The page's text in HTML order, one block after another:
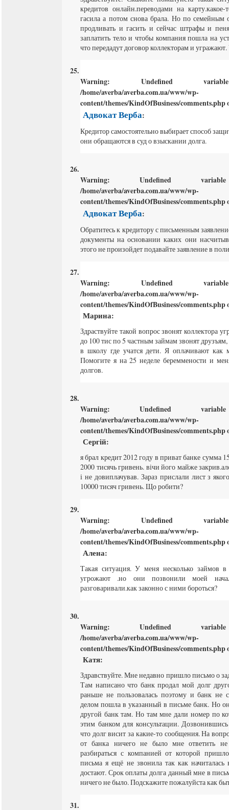
кредитов онлайн.переводами на
гасила а потом снова брала. Но по семейным
продливать и гасить и сейчас штрафы и
заплатить тело и чтобы компания пошла на
что передадут договор коллекторам и
Warning: Undefined
/home/averba/averba.com.ua/www/wp-
content/themes/KindOfBusiness/comments.php
Адвокат Верба:
Кредитор самостоятельно выбирает способ
они обращаются в суд о взыскании долга.
Warning: Undefined
/home/averba/averba.com.ua/www/wp-
content/themes/KindOfBusiness/comments.php
Адвокат Верба:
Обратитесь к кредитору с письменным
документы на основании каких они
этого не произойдет подавайте заявление в
Warning: Undefined
/home/averba/averba.com.ua/www/wp-
content/themes/KindOfBusiness/comments.php
Марина:
Здраствуйте такой вопрос звонят коллектора
до 100 тис по 5 частным займам звонят
в школу где учатся дети. Я оплачивают как
Помогите я на 25 неделе береммености и
долгов.
Warning: Undefined
/home/averba/averba.com.ua/www/wp-
content/themes/KindOfBusiness/comments.php
Сергій:
я брал кредит 2012 году в приват банке сумма
2000 тисячь гривень. вічи його майже
і не довиплачував. Зараз прислали лист з
10000 тисяч гривень. Що робити?
Warning: Undefined
/home/averba/averba.com.ua/www/wp-
content/themes/KindOfBusiness/comments.php
Алена:
Такая ситуация. У меня несколько
угрожают .но они позвонили моей
разговаривали.как законно с ними бороться?
Warning: Undefined
/home/averba/averba.com.ua/www/wp-
content/themes/KindOfBusiness/comments.php
Катя:
Здравствуйте. Мне недавно пришло письмо о
Там написано что банк продал мой долг
раньше не пользовалась поэтому и банк не
делом пошла в указанный в письме банк. Но он
другой банк там. Но там мне дали номер по
этим банком для консультации.
что долг висит за какие-то сообщения. На
от банка ничего не было мне ответить не
разбираться с компанией от которой
письма я ещё не звонила так как
достают. Срок оплаты долга данный мне в
ничего не было. Подскажите пожалуйста как